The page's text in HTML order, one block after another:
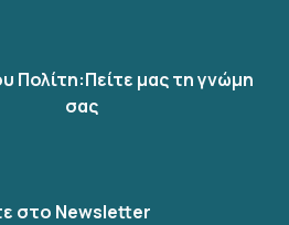
Πολίτη:Πείτε μας τη γνώμη
σας
στο Newsletter